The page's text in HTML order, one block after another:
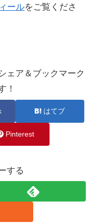
ールをご覧くださ
ェア＆ブックマーク
！
はてブ
Pinterest
する